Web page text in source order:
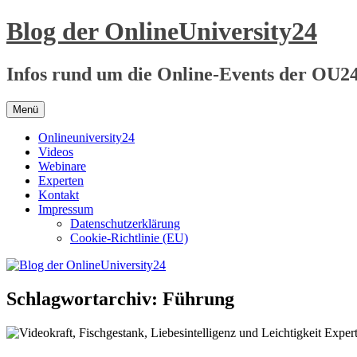
Zum
Inhalt
Blog der OnlineUniversity24
Infos rund um die Online-Events der
Menü
Onlineuniversity24
Videos
Webinare
Experten
Kontakt
Impressum
Datenschutzerklärung
Cookie-Richtlinie (EU)
Schlagwortarchiv: Führung